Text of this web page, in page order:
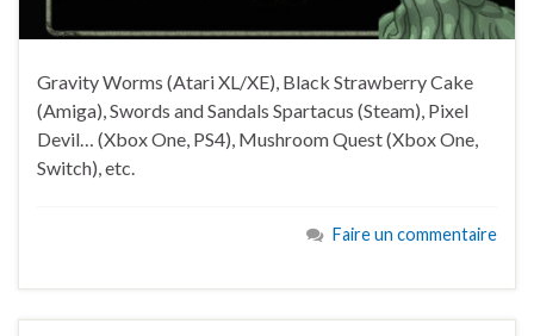
Gravity Worms (Atari XL/XE), Black Strawberry Cake
(Amiga), Swords and Sandals Spartacus (Steam), Pixel
Devil… (Xbox One, PS4), Mushroom Quest (Xbox One,
Switch), etc.
Faire un commentaire